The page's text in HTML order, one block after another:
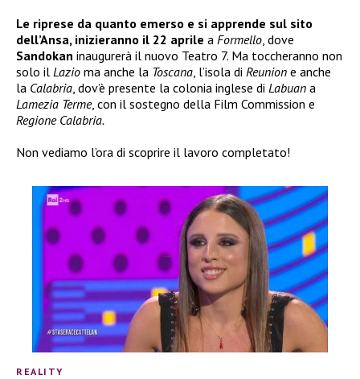
Le riprese da quanto emerso e si apprende sul sito
dell’Ansa, inizieranno il 22 aprile a Formello , dove
Sandokan inaugurerà il nuovo Teatro 7. Ma toccheranno non
solo il Lazio ma anche la Toscana , l’isola di Reunion e anche
la Calabria , dov’è presente la colonia inglese di Labuan a
Lamezia Terme, con il sostegno della Film Commission e
Regione Calabria.
Non vediamo l’ora di scoprire il lavoro completato!
REALITY